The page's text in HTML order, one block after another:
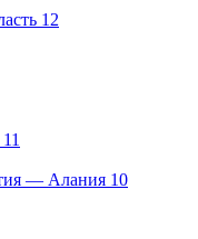
12
11
— Алания 10